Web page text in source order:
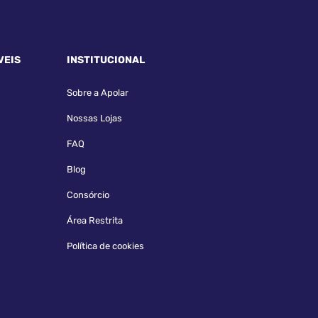
INSTITUCIONAL
Sobre a Apolar
Nossas Lojas
FAQ
Blog
Consórcio
Área Restrita
Política de cookies